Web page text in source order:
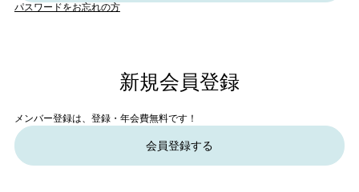
パスワードをお忘れの方
新規会員登録
メンバー登録は、登録・年会費無料です！
会員登録する